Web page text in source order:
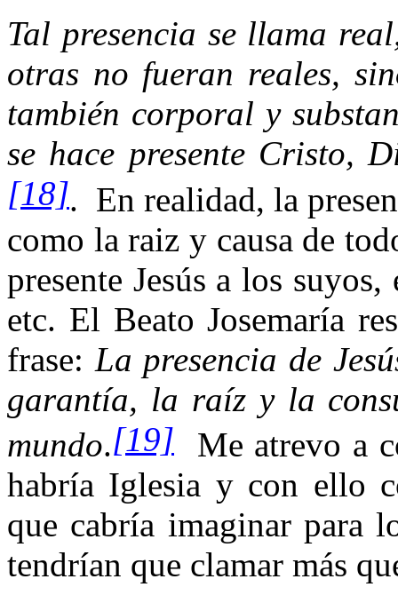
Tal presencia se llama
otras no fueran reales,
también corporal y
se hace presente Cristo,
[18]. En realidad, la
como la raiz y causa de
presente Jesús a los
etc. El Beato Josemaría
frase: La presencia de
garantía, la raíz y la
mundo.[19]
Me atrevo a
habría Iglesia y con ello
que cabría imaginar para
tendrían que clamar más